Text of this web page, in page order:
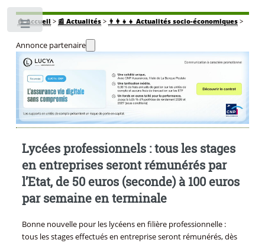
🏠Accueil > 📰 Actualités> 👨‍👩‍👧‍👧 Actualités socio-économiques>
Annonce partenaire
Lycées professionnels : tous les stages
en entreprises seront rémunérés par
l’Etat, de 50 euros (seconde) à 100 euros
par semaine en terminale
Bonne nouvelle pour les lycéens en filière professionnelle :
tous les stages effectués en entreprise seront rémunérés, dès
Toggle